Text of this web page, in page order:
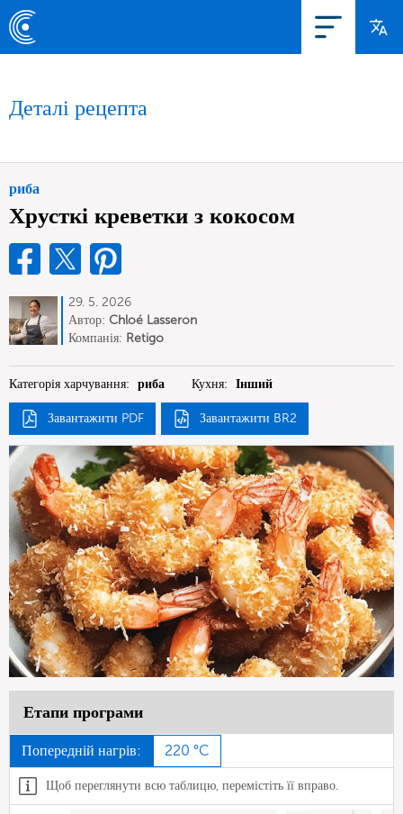
Деталі рецепта
риба
Хрусткі креветки з кокосом
29. 5. 2026
Автор: Chloé Lasseron
Компанія: Retigo
Категорія харчування: риба Кухня: Інший
Завантажити PDF Завантажити BR2
Етапи програми
Попередній нагрів: 220 °C
Щоб переглянути всю таблицю, перемістіть її вправо.